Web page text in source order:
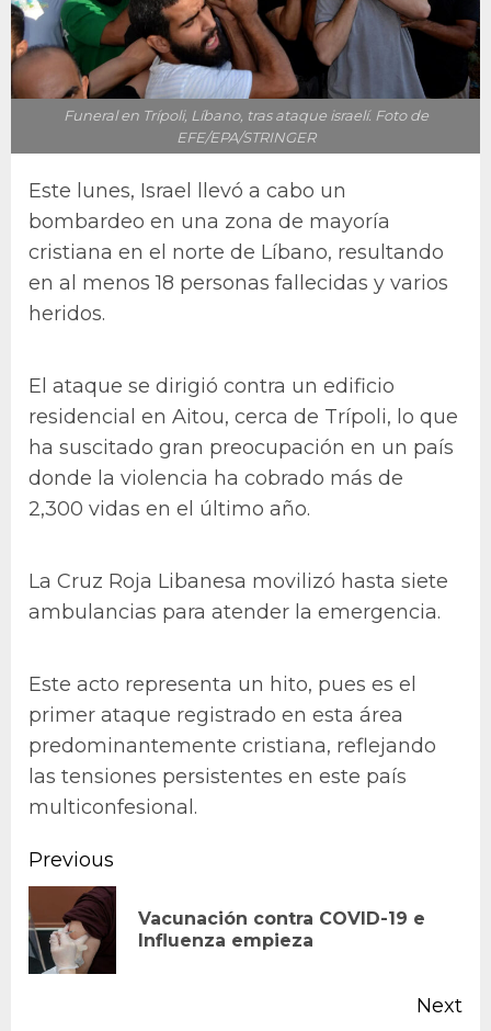
Funeral en Trípoli, Líbano, tras ataque israelí. Foto de
EFE/EPA/STRINGER
Este lunes, Israel llevó a cabo un
bombardeo en una zona de mayoría
cristiana en el norte de Líbano, resultando
en al menos 18 personas fallecidas y varios
heridos.
El ataque se dirigió contra un edificio
residencial en Aitou, cerca de Trípoli, lo que
ha suscitado gran preocupación en un país
donde la violencia ha cobrado más de
2,300 vidas en el último año.
La Cruz Roja Libanesa movilizó hasta siete
ambulancias para atender la emergencia.
Este acto representa un hito, pues es el
primer ataque registrado en esta área
predominantemente cristiana, reflejando
las tensiones persistentes en este país
multiconfesional.
Continue
Reading
Previous
Vacunación contra COVID-19 e
Influenza empieza
Next